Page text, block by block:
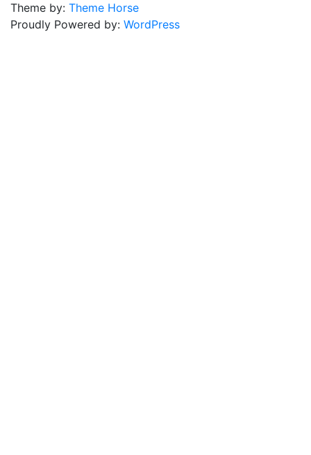
Theme by: Theme Horse
Proudly Powered by: WordPress